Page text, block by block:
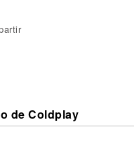
de Coldplay